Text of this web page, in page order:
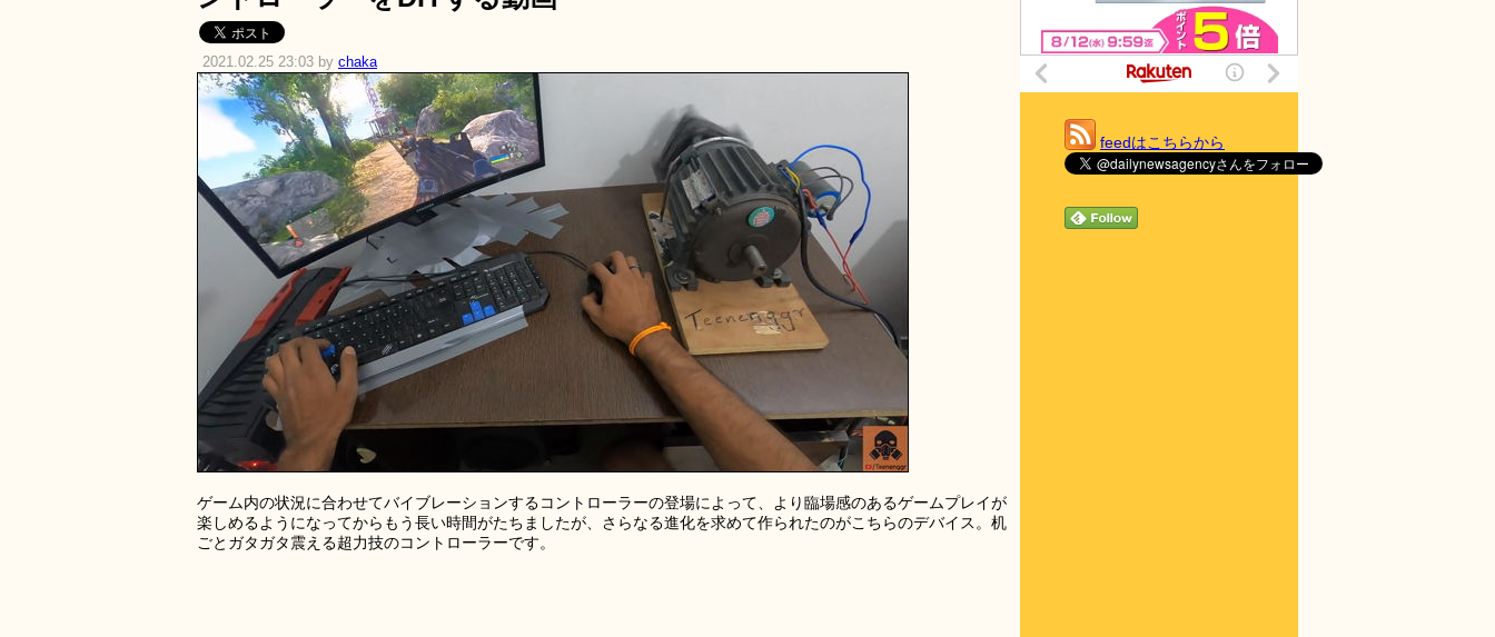
2021.02.25 23:03 by chaka
ゲーム内の状況に合わせてバイブレーションするコントローラーの登場によって、より臨場感のあるゲームプレイが
楽しめるようになってからもう長い時間がたちましたが、さらなる進化を求めて作られたのがこちらのデバイス。机
ごとガタガタ震える超力技のコントローラーです。
feedはこちらから